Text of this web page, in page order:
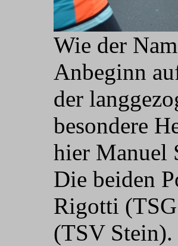
Wie der
Anbeginn
der
besondere
hier Manuel
Die beiden
Rigotti
(TSV Stein).